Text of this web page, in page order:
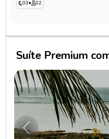
03• 02
Suíte Premium
Anterior